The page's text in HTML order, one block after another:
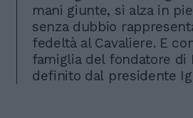
mani giunte, si alza in
senza dubbio
fedeltà al Cavaliere. E
famiglia del fondatore di
definito dal presidente